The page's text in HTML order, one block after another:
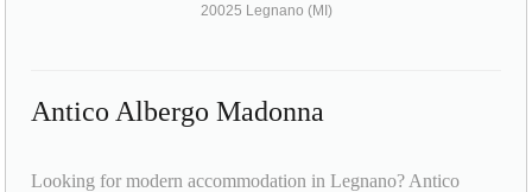
20025 Legnano (MI)
Antico Albergo Madonna
Looking for modern accommodation in Legnano? Antico